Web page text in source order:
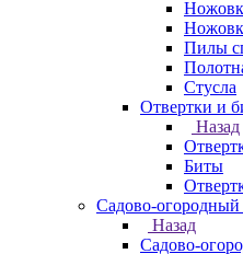
Пилы
Стусла
Отвертки и
Назад
Биты
Садово-огородный
Назад
Садово-